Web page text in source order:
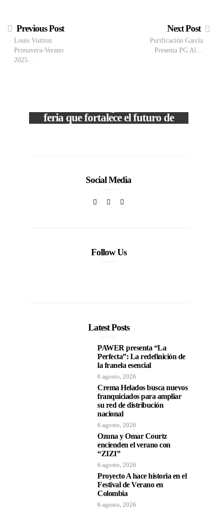
Previous Post
Louis Vuitton
Primavera-Verano
2025…
Next Post
Purificación García
Presenta PG Al…
feria que fortalece el futuro de
Social Media
Follow Us
Latest Posts
PAWER presenta “La
Perfecta”: La redefinición de
la franela esencial
6 agosto, 2026
Crema Helados busca nuevos
franquiciados para ampliar
su red de distribución
nacional
6 agosto, 2026
Ozuna y Omar Courtz
encienden el verano con
“ZIZI”
6 agosto, 2026
Proyecto A hace historia en el
Festival de Verano en
Colombia
6 agosto, 2026